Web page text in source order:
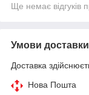
Ще немає відгуків
Умови доставки
Доставка
Нова Пошта